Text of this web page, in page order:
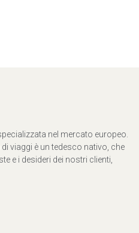
nel mercato europeo.
viaggi è un tedesco nativo, che
e i desideri dei nostri clienti,